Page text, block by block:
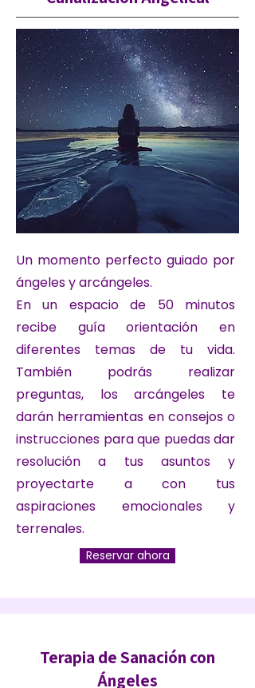
Un momento perfecto guiado por
ángeles y arcángeles.
En un espacio de 50 minutos
recibe guía orientación en
diferentes temas de tu vida.
También podrás realizar
preguntas, los arcángeles te
darán herramientas en consejos o
instrucciones para que puedas dar
resolución a tus asuntos y
proyectarte a con tus
aspiraciones emocionales y
terrenales.
Reservar ahora
Terapia de Sanación con
Ángeles